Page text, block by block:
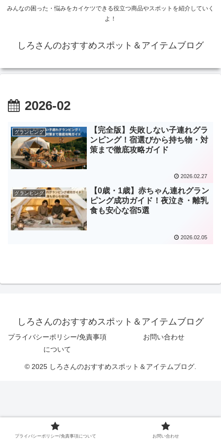
みんなの困った・悩みをカイケツできる役立つ商品やスポットを紹介していく
よ！
しろさんのおすすめスポット＆アイテムブログ
2026-02
グランピング
【完全版】失敗しない子連れグラ
ンピング！宿選びから持ち物・対
策まで徹底攻略ガイド
2026.02.27
グランピング
【0歳・1歳】赤ちゃん連れグラン
ピング成功ガイド！夜泣き・離乳
食も安心な宿5選
2026.02.05
しろさんのおすすめスポット＆アイテムブログ
プライバシーポリシー/免責事項
について
お問い合わせ
© 2025 しろさんのおすすめスポット＆アイテムブログ.
プライバシーポリシー/免責事項について お問い合わせ